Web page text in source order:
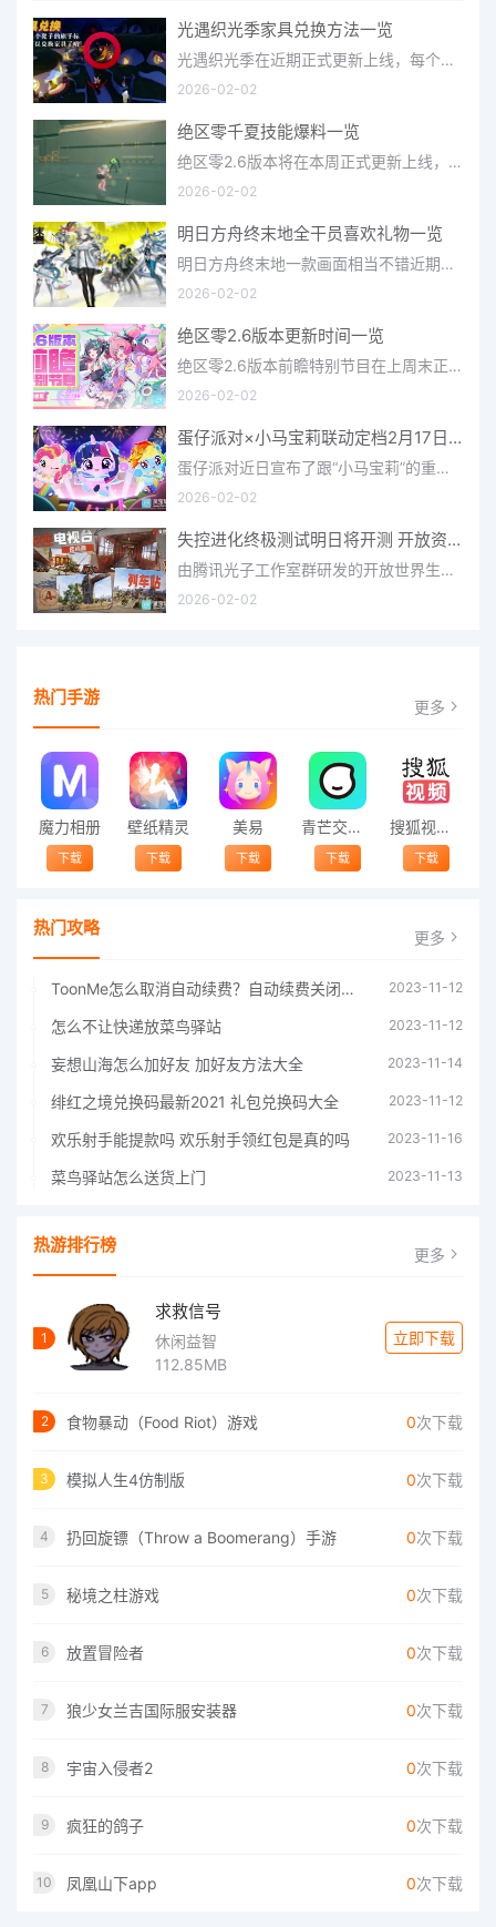
光遇织光季家具兑换方法一览
光遇织光季在近期正式更新上线，每个季节都有着许多全新内容和资讯可以让你来体验，不少刚体验的小伙伴想要知道
2026-02-02
绝区零千夏技能爆料一览
绝区零2.6版本将在本周正式更新上线，上周的前瞻直播官方给玩家们带来关于最新版本的卡池信息和相关活动内容，
2026-02-02
明日方舟终末地全干员喜欢礼物一览
明日方舟终末地一款画面相当不错近期非常火爆的大型二次元冒险游戏，这里有相当多好看的干员可以让你来抽取并
2026-02-02
绝区零2.6版本更新时间一览
绝区零2.6版本前瞻特别节目在上周末正式播出，官方给玩家们带来了许多关于最新版本的相关资讯和上线时间，不少
2026-02-02
蛋仔派对×小马宝莉联动定档2月17日 联动外观将登场
蛋仔派对近日宣布了跟“小马宝莉”的重磅联动！并且时间定档在了2月17日，此次联动将会上新很多外观，各种小马宝
2026-02-02
失控进化终极测试明日将开测 开放资格预下载已开启
由腾讯光子工作室群研发的开放世界生存进化手游《失控进化》宣布，终极测试将于明日正式开启，目前测试资格预下
2026-02-02
热门手游 更多
魔力相册
下载
壁纸精灵
下载
美易
下载
青芒交友软件官方版2021 v1.3
下载
搜狐视频app免费送会员下载安装到手机 v8.8.5
下载
热门攻略 更多
ToonMe怎么取消自动续费？自动续费关闭方法 2023-11-12
怎么不让快递放菜鸟驿站 2023-11-12
妄想山海怎么加好友 加好友方法大全 2023-11-14
绯红之境兑换码最新2021 礼包兑换码大全 2023-11-12
欢乐射手能提款吗 欢乐射手领红包是真的吗 2023-11-16
菜鸟驿站怎么送货上门 2023-11-13
热游排行榜 更多
1
求救信号
休闲益智
112.85MB
立即下载
2 食物暴动（Food Riot）游戏 0次下载
3 模拟人生4仿制版 0次下载
4 扔回旋镖（Throw a Boomerang）手游 0次下载
5 秘境之柱游戏 0次下载
6 放置冒险者 0次下载
7 狼少女兰吉国际服安装器 0次下载
8 宇宙入侵者2 0次下载
9 疯狂的鸽子 0次下载
10 凤凰山下app 0次下载